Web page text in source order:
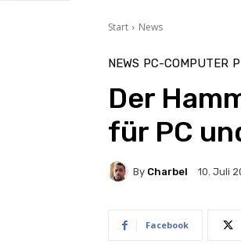
Start News
NEWS PC-COMPUTER
Der
für PC
By Charbel 10. Juli
Facebook